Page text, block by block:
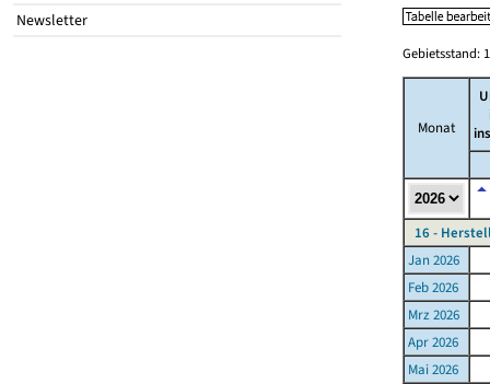
Newsletter
Gebietsstand:
Monat
16 -
Jan 2026
Feb 2026
Mrz 2026
Apr 2026
Mai 2026